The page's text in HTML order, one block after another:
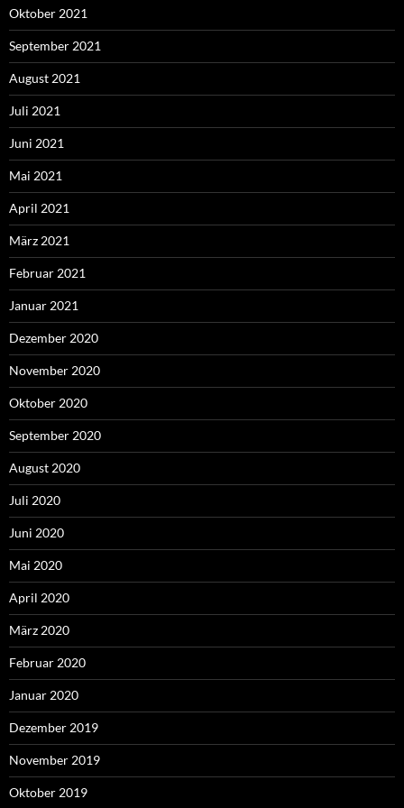
Oktober 2021
September 2021
August 2021
Juli 2021
Juni 2021
Mai 2021
April 2021
März 2021
Februar 2021
Januar 2021
Dezember 2020
November 2020
Oktober 2020
September 2020
August 2020
Juli 2020
Juni 2020
Mai 2020
April 2020
März 2020
Februar 2020
Januar 2020
Dezember 2019
November 2019
Oktober 2019